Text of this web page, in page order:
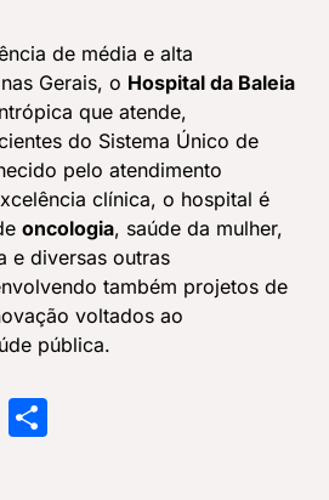
de média e alta
Gerais, o Hospital da Baleia
que atende,
do Sistema Único de
pelo atendimento
clínica, o hospital é
oncologia, saúde da mulher,
e diversas outras
também projetos de
voltados ao
pública.
Facebook